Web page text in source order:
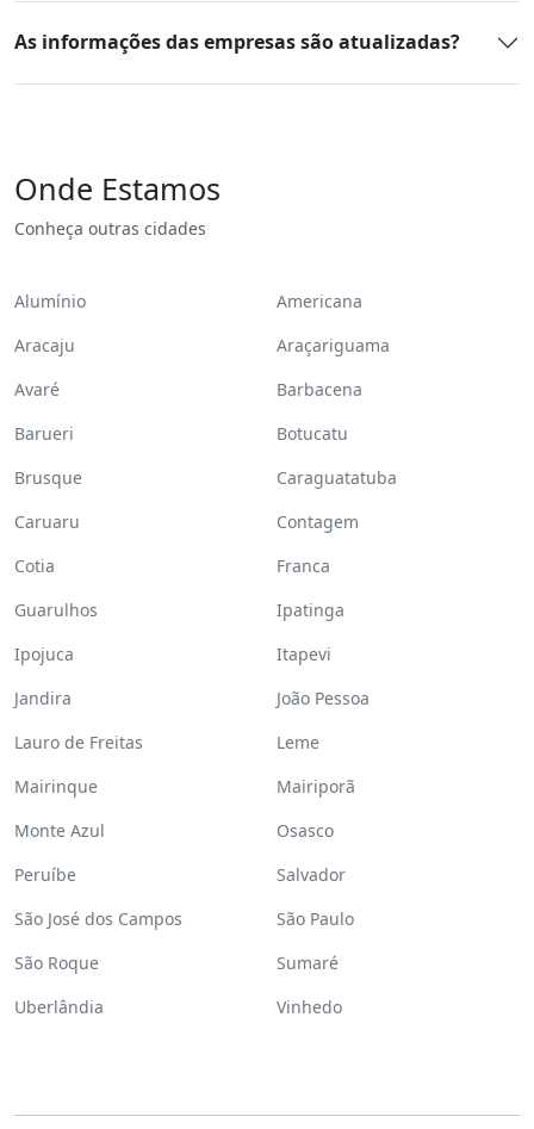
As informações das empresas são atualizadas?
Onde Estamos
Conheça outras cidades
Alumínio
Americana
Aracaju
Araçariguama
Avaré
Barbacena
Barueri
Botucatu
Brusque
Caraguatatuba
Caruaru
Contagem
Cotia
Franca
Guarulhos
Ipatinga
Ipojuca
Itapevi
Jandira
João Pessoa
Lauro de Freitas
Leme
Mairinque
Mairiporã
Monte Azul
Osasco
Peruíbe
Salvador
São José dos Campos
São Paulo
São Roque
Sumaré
Uberlândia
Vinhedo